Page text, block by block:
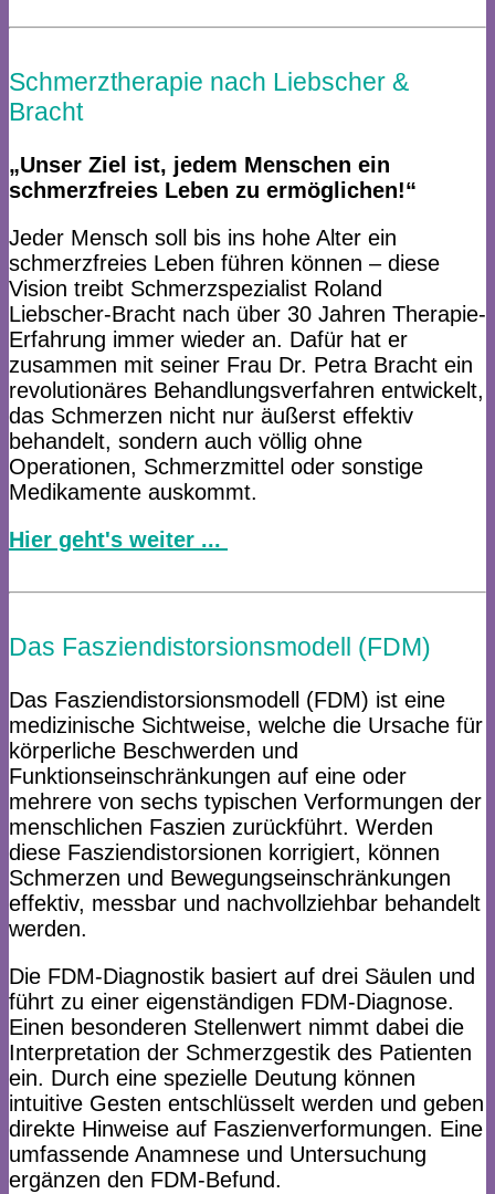
Schmerztherapie nach Liebscher &
Bracht
„Unser Ziel ist, jedem Menschen ein
schmerzfreies Leben zu ermöglichen!“
Jeder Mensch soll bis ins hohe Alter ein
schmerzfreies Leben führen können – diese
Vision treibt Schmerzspezialist Roland
Liebscher-Bracht nach über 30 Jahren Therapie-
Erfahrung immer wieder an. Dafür hat er
zusammen mit seiner Frau Dr. Petra Bracht ein
revolutionäres Behandlungsverfahren entwickelt,
das Schmerzen nicht nur äußerst effektiv
behandelt, sondern auch völlig ohne
Operationen, Schmerzmittel oder sonstige
Medikamente auskommt.
Hier geht's weiter ...​
Das Fasziendistorsionsmodell (FDM)
Das Fasziendistorsionsmodell (FDM) ist eine
medizinische Sichtweise, welche die Ursache für
körperliche Beschwerden und
Funktionseinschränkungen auf eine oder
mehrere von sechs typischen Verformungen der
menschlichen Faszien zurückführt. Werden
diese Fasziendistorsionen korrigiert, können
Schmerzen und Bewegungseinschränkungen
effektiv, messbar und nachvollziehbar behandelt
werden.
Die FDM-Diagnostik basiert auf drei Säulen und
führt zu einer eigenständigen FDM-Diagnose.
Einen besonderen Stellenwert nimmt dabei die
Interpretation der Schmerzgestik des Patienten
ein. Durch eine spezielle Deutung können
intuitive Gesten entschlüsselt werden und geben
direkte Hinweise auf Faszienverformungen. Eine
umfassende Anamnese und Untersuchung
ergänzen den FDM-Befund.